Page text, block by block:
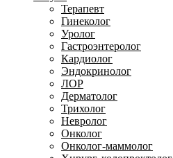
Терапевт
Гинеколог
Уролог
Гастроэнтеролог
Кардиолог
Эндокринолог
ЛОР
Дерматолог
Трихолог
Невролог
Онколог
Онколог-маммолог